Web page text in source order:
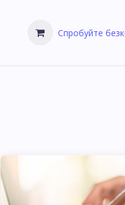
Спробуйте